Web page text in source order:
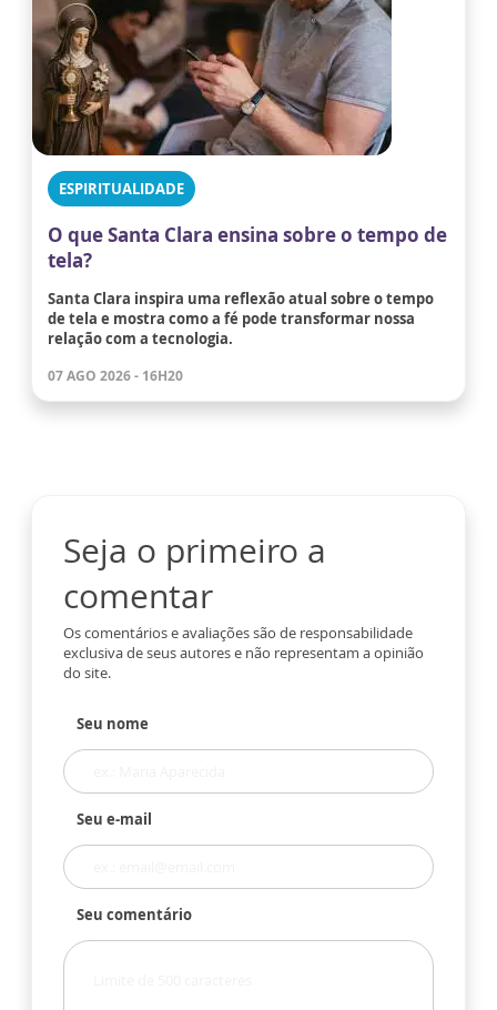
ESPIRITUALIDADE
O que Santa Clara ensina sobre o tempo de
tela?
Santa Clara inspira uma reflexão atual sobre o tempo
de tela e mostra como a fé pode transformar nossa
relação com a tecnologia.
07 AGO 2026 - 16H20
Seja o primeiro a
comentar
Os comentários e avaliações são de responsabilidade
exclusiva de seus autores e não representam a opinião
do site.
Seu nome
Seu e-mail
Seu comentário